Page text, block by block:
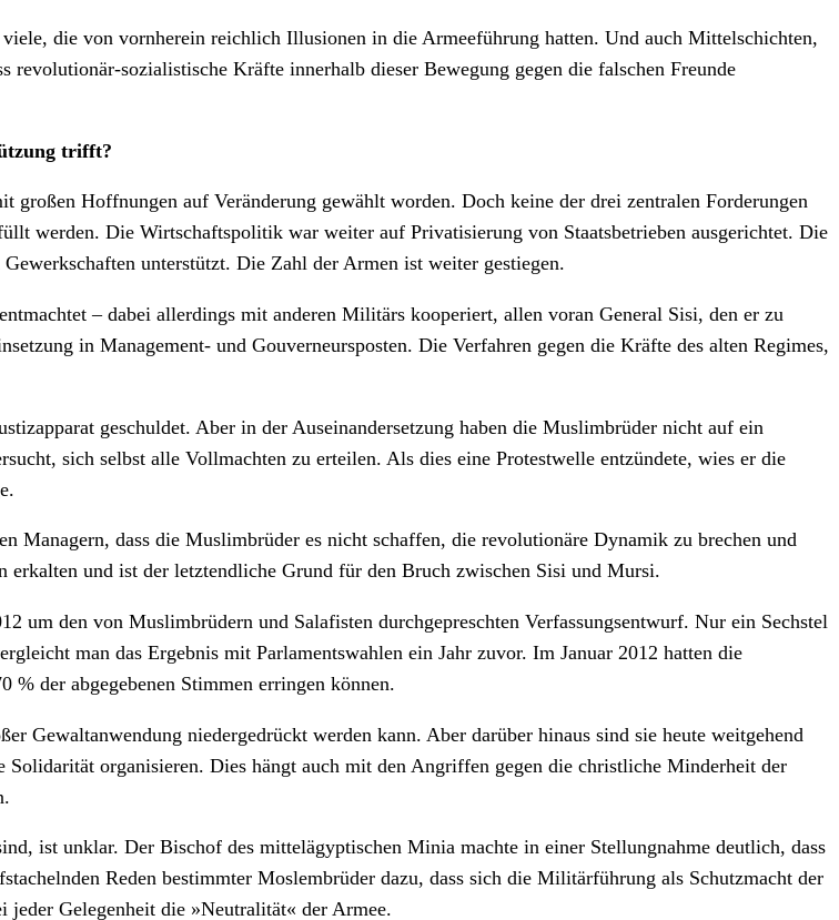
die von vornherein reichlich Illusionen in die Armeeführung hatten. Und auch Mittelschichten,
sozialistische Kräfte innerhalb dieser Bewegung gegen die falschen Freunde
trifft?
Hoffnungen auf Veränderung gewählt worden. Doch keine der drei zentralen Forderungen
werden. Die Wirtschaftspolitik war weiter auf Privatisierung von Staatsbetrieben ausgerichtet. Die
unterstützt. Die Zahl der Armen ist weiter gestiegen.
– dabei allerdings mit anderen Militärs kooperiert, allen voran General Sisi, den er zu
in Management- und Gouverneursposten. Die Verfahren gegen die Kräfte des alten Regimes,
geschuldet. Aber in der Auseinandersetzung haben die Muslimbrüder nicht auf ein
sich selbst alle Vollmachten zu erteilen. Als dies eine Protestwelle entzündete, wies er die
dass die Muslimbrüder es nicht schaffen, die revolutionäre Dynamik zu brechen und
und ist der letztendliche Grund für den Bruch zwischen Sisi und Mursi.
um den von Muslimbrüdern und Salafisten durchgepreschten Verfassungsentwurf. Nur ein Sechstel
man das Ergebnis mit Parlamentswahlen ein Jahr zuvor. Im Januar 2012 hatten die
% der abgegebenen Stimmen erringen können.
Gewaltanwendung niedergedrückt werden kann. Aber darüber hinaus sind sie heute weitgehend
organisieren. Dies hängt auch mit den Angriffen gegen die christliche Minderheit der
ist unklar. Der Bischof des mittelägyptischen Minia machte in einer Stellungnahme deutlich, dass
Reden bestimmter Moslembrüder dazu, dass sich die Militärführung als Schutzmacht der
Gelegenheit die »Neutralität« der Armee.